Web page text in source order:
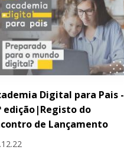
Digital para Pais -
edição|Registo do
de Lançamento